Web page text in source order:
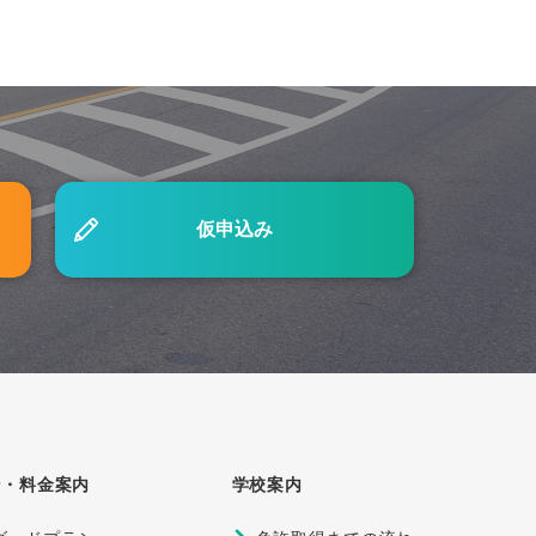
仮申込み
料金案内 学校案内